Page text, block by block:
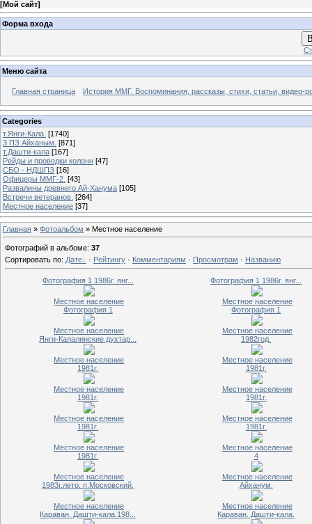
[Мой сайт]
Форма входа
Меню сайта
Главная страница История ММГ. Воспоминания, рассказы, стихи, статьи, видео-
Categories
т.Янги-Кала. [1740]
3 ПЗ Айханым. [871]
т.Дашти-кала [167]
Рейды и проводки колонн [47]
СБО - НДШПЗ [16]
Офицеры ММГ-2. [43]
Развалины древнего Ай-Ханума [105]
Встречи ветеранов. [264]
Местное население [37]
Главная » Фотоальбом » Местное население
Фотографий в альбоме: 37
Сортировать по: Дате · Рейтингу · Комментариям · Просмотрам · Названию
Фотография 1 1986г. янг...
Местное население
Фотография 1 1986г. янг...
Местное население
Фотография 1
Местное население
Фотография 1
Местное население
Янги-Калалинские духтар...
Местное население
1982год.
Местное население
1981г.
Местное население
1981г.
Местное население
1981г.
Местное население
1981г.
Местное население
1981г.
Местное население
1981г.
Местное население
1981г.
Местное население
4
Местное население
1983г.лето. п.Московский.
Местное население
Айханум.
Местное население
Караван. Дашти-кала.198...
Караван. Дашти-кала.